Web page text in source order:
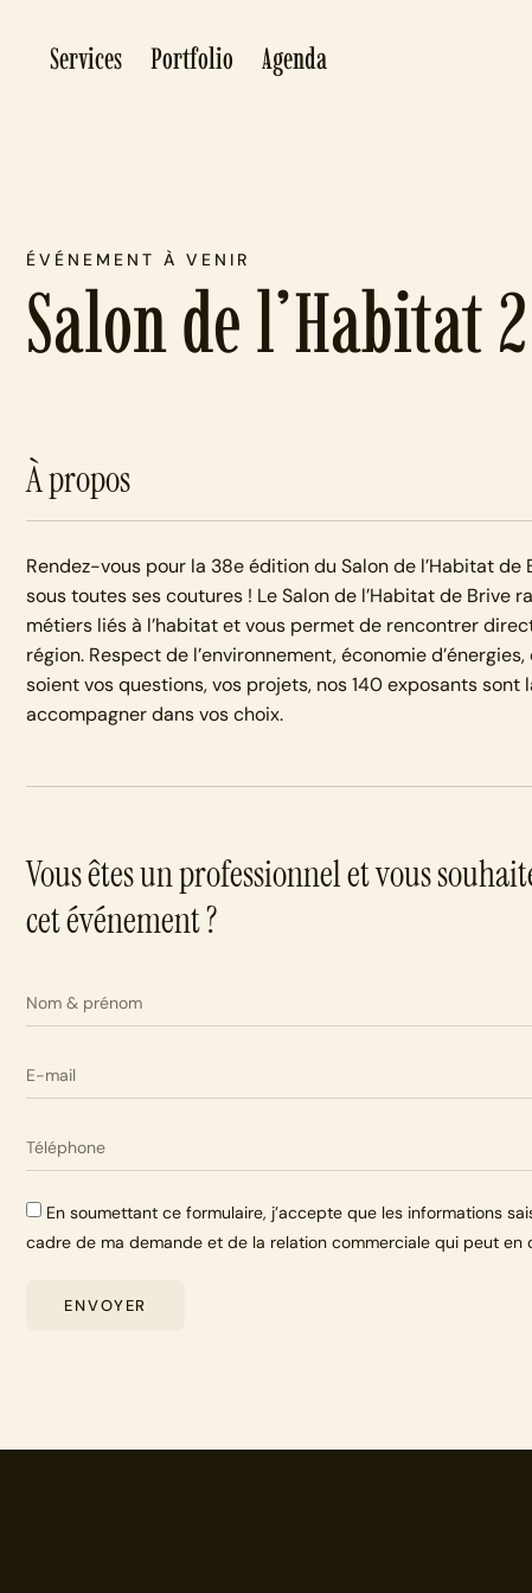
Services Portfolio Agenda
ÉVÉNEMENT À VENIR
Salon de l’Habitat
À propos
Rendez-vous pour la 38e édition du Salon de l’Habitat de
sous toutes ses coutures ! Le Salon de l’Habitat de Brive
métiers liés à l’habitat et vous permet de rencontrer
région. Respect de l’environnement, économie
soient vos questions, vos projets, nos 140 exposants sont
accompagner dans vos choix.
Vous êtes un professionnel et vous
cet événement ?
En soumettant ce formulaire, j’accepte que les informations
cadre de ma demande et de la relation commerciale qui peut en
ENVOYER